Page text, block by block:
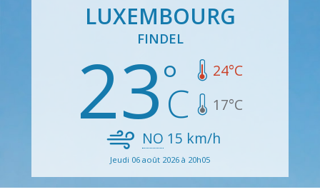
LUXEMBOURG
FINDEL
23 24°C
17°C
NO 15 km/h
Jeudi 06 août 2026 à 20h05